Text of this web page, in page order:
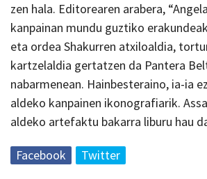
zen hala. Editorearen arabera,
kanpainan mundu guztiko
eta ordea Shakurren atxiloaldia,
kartzelaldia gertatzen da Pantera
nabarmenean. Hainbesteraino, ia-ia
aldeko kanpainen ikonografiarik.
aldeko artefaktu bakarra liburu hau
Facebook Twitter